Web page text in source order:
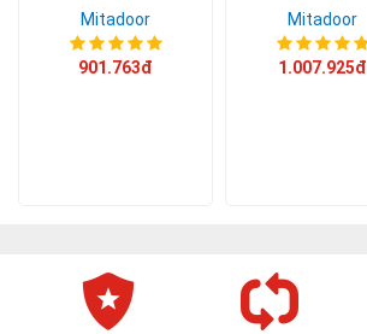
Mitadoor
901.763đ
Mitadoor
1.007.925đ